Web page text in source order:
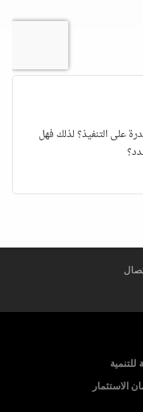
على التنفيذ؟ لذلك فهل
الاستثمار